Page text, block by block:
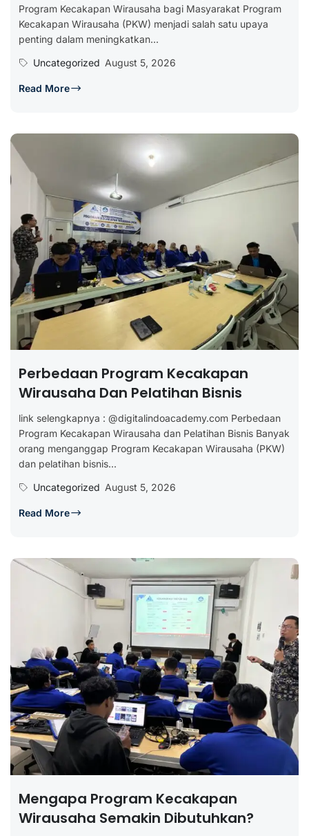
Program Kecakapan Wirausaha bagi Masyarakat Program
Kecakapan Wirausaha (PKW) menjadi salah satu upaya
penting dalam meningkatkan...
Uncategorized August 5, 2026
Read More
Perbedaan Program Kecakapan
Wirausaha Dan Pelatihan Bisnis
link selengkapnya : @digitalindoacademy.com Perbedaan
Program Kecakapan Wirausaha dan Pelatihan Bisnis Banyak
orang menganggap Program Kecakapan Wirausaha (PKW)
dan pelatihan bisnis...
Uncategorized August 5, 2026
Read More
Mengapa Program Kecakapan
Wirausaha Semakin Dibutuhkan?